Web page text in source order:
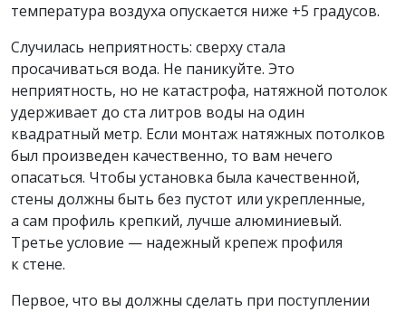
температура воздуха опускается ниже +5 градусов.
Случилась неприятность: сверху стала
просачиваться вода. Не паникуйте. Это
неприятность, но не катастрофа, натяжной потолок
удерживает до ста литров воды на один
квадратный метр. Если монтаж натяжных потолков
был произведен качественно, то вам нечего
опасаться. Чтобы установка была качественной,
стены должны быть без пустот или укрепленные,
а сам профиль крепкий, лучше алюминиевый.
Третье условие — надежный крепеж профиля
к стене.
Первое, что вы должны сделать при поступлении